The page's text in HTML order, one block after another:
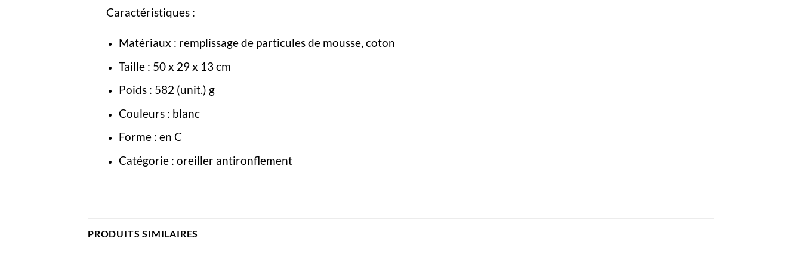
Caractéristiques :
Matériaux : remplissage de particules de mousse, coton
Taille : 50 x 29 x 13 cm
Poids : 582 (unit.) g
Couleurs : blanc
Forme : en C
Catégorie : oreiller antironflement
PRODUITS SIMILAIRES